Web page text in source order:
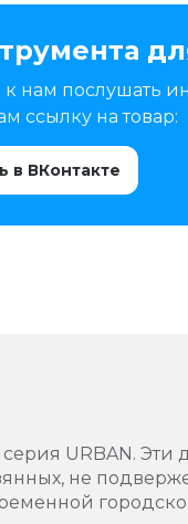
к нам послушать
ссылку на товар:
в ВКонтакте
серия URBAN.
не